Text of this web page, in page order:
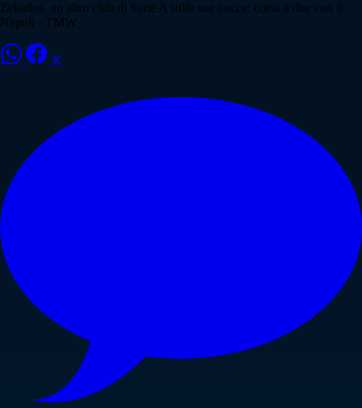
Zeballos, un altro club di Serie A sulle sue tracce: corsa a due con il
Napoli - TMW